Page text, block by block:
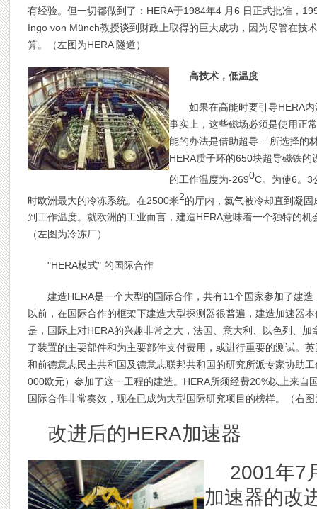
有经验。但一切都做到了：HERA于1984年4 月6 日正式批准，
Ingo von Münch教授谈到财政上取得的巨大成功，因为尽管在技
算。（左图为HERA 隧道）
高技术，低温度
如果在高能时要引导HERA
事实上，这些磁场必须是使用正
能的办法是借助超导 – 所选择的
HERA质子环的650块超导磁铁的
的工作温度为-2690C。为使6。3
时欧洲最大的冷冻系统。在2500米2的厅内，氦气被冷却直到凝
到工作温度。就欧洲的工业而言，建造HERA意味着一个独特的
（左图为冷冻厂）
"HERA模式" 的国际合作
建造HERA是一个大型的国际合作，共有11个国家参加了建
以前，在国际合作的框架下建造大型探测器很普遍，建造加速器
是，国际上对HERA的兴趣非常之大，法国、意大利、以色列、
了装置的主要部件和为主要部件支付费用，或进行重要的测试。
和前德意志民主共和国及德意志联邦共和国的研究所派专家协助
000欧元）参加了这一工程的建造。HERA所须经费20%以上来自
国际合作非常奏效，现在已成为大型国际研究项目的榜样。
（右
改进后的HERA加速器
2001年7
加速器的改